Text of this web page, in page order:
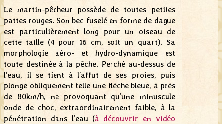
Le martin-pêcheur possède de toutes petites
pattes rouges. Son bec fuselé en forme de dague
est particulièrement long pour un oiseau de
cette taille (4 pour 16 cm, soit un quart). Sa
morphologie aéro- et hydro-dynamique est
toute destinée à la pêche. Perché au-dessus de
l’eau, il se tient à l’affut de ses proies, puis
plonge obliquement telle une flèche bleue, à près
de 80km/h, ne provoquant qu’une minuscule
onde de choc, extraordinairement faible, à la
pénétration dans l’eau (à découvrir en vidéo